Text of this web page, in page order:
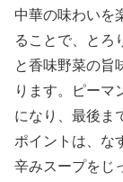
中華の味わいを
ることで、とろ
と香味野菜の旨
ります。ピーマ
になり、最後ま
ポイントは、な
辛みスープをじ